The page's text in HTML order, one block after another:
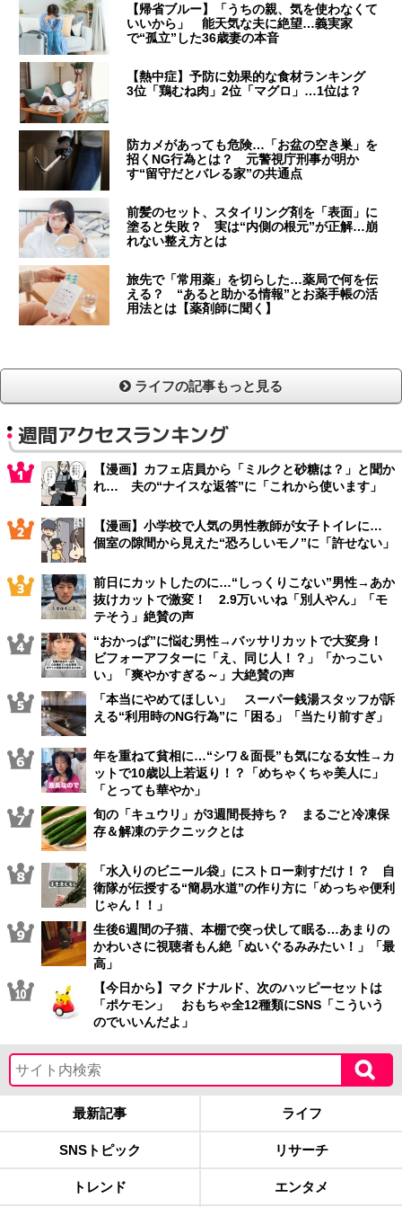
【帰省ブルー】「うちの親、気を使わなくて
いいから」 能天気な夫に絶望…義実家
で“孤立”した36歳妻の本音
【熱中症】予防に効果的な食材ランキング
3位「鶏むね肉」2位「マグロ」…1位は？
防カメがあっても危険…「お盆の空き巣」を
招くNG行為とは？ 元警視庁刑事が明か
す“留守だとバレる家”の共通点
前髪のセット、スタイリング剤を「表面」に
塗ると失敗？ 実は“内側の根元”が正解…崩
れない整え方とは
旅先で「常用薬」を切らした…薬局で何を伝
える？ “あると助かる情報”とお薬手帳の活
用法とは【薬剤師に聞く】
ライフの記事もっと見る
週間アクセスランキング
【漫画】カフェ店員から「ミルクと砂糖は？」と聞か
れ… 夫の“ナイスな返答”に「これから使います」
【漫画】小学校で人気の男性教師が女子トイレに…
個室の隙間から見えた“恐ろしいモノ”に「許せない」
前日にカットしたのに…“しっくりこない”男性→あか
抜けカットで激変！ 2.9万いいね「別人やん」「モ
テそう」絶賛の声
“おかっぱ”に悩む男性→バッサリカットで大変身！
ビフォーアフターに「え、同じ人！？」「かっこい
い」「爽やかすぎる～」大絶賛の声
「本当にやめてほしい」 スーパー銭湯スタッフが訴
える“利用時のNG行為”に「困る」「当たり前すぎ」
年を重ねて貧相に…“シワ＆面長”も気になる女性→カ
ットで10歳以上若返り！？「めちゃくちゃ美人に」
「とっても華やか」
旬の「キュウリ」が3週間長持ち？ まるごと冷凍保
存＆解凍のテクニックとは
「水入りのビニール袋」にストロー刺すだけ！？ 自
衛隊が伝授する“簡易水道”の作り方に「めっちゃ便利
じゃん！！」
生後6週間の子猫、本棚で突っ伏して眠る…あまりの
かわいさに視聴者もん絶「ぬいぐるみみたい！」「最
高」
【今日から】マクドナルド、次のハッピーセットは
「ポケモン」 おもちゃ全12種類にSNS「こういう
のでいいんだよ」
最新記事 ライフ
SNSトピック リサーチ
トレンド エンタメ